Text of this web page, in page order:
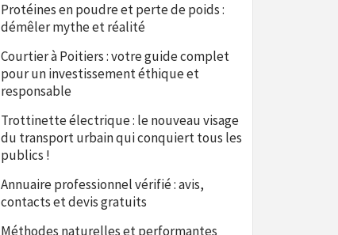
Protéines en poudre et perte de poids :
démêler mythe et réalité
Courtier à Poitiers : votre guide complet
pour un investissement éthique et
responsable
Trottinette électrique : le nouveau visage
du transport urbain qui conquiert tous les
publics !
Annuaire professionnel vérifié : avis,
contacts et devis gratuits
Méthodes naturelles et performantes